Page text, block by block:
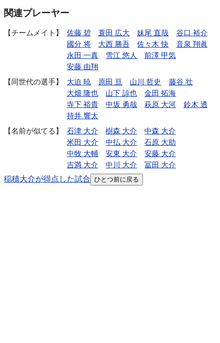
関連プレーヤー
チームメイト 佐藤 碧 蓑田 広大 妹尾 直哉
谷口 裕介
國分 将
大西 勝吾 佐々木 快
音泉 翔眞
永田 一真
雪江 悠人
前澤 甲気
安藤 由翔
同世代の選手
大迫 暁 原田 亘 山川 哲史
藤谷 壮
大畑 隆也
山下 諒也
金田 拓海
寺下 裕貴
中坂 勇哉 萩原 大河
鈴木 透
持井 響太
名前が似てる
石津 大介 樹森 大介
中森 大介
米田 大介
中払 大介
石原 大助
中牧 大輔
安東 大介
安藤 大介
吉満 大介
中川 大介 冨田 大介
稲積大介が得点した試合 ひとつ前に戻る